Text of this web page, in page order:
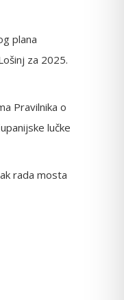
plana
za 2025.
Pravilnika o
lučke
rada mosta